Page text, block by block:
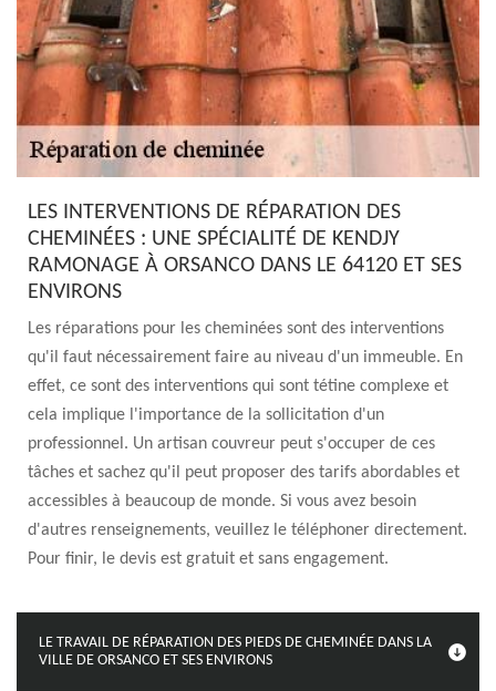
LES INTERVENTIONS DE RÉPARATION DES
CHEMINÉES : UNE SPÉCIALITÉ DE KENDJY
RAMONAGE À ORSANCO DANS LE 64120 ET SES
ENVIRONS
Les réparations pour les cheminées sont des interventions
qu'il faut nécessairement faire au niveau d'un immeuble. En
effet, ce sont des interventions qui sont tétine complexe et
cela implique l'importance de la sollicitation d'un
professionnel. Un artisan couvreur peut s'occuper de ces
tâches et sachez qu'il peut proposer des tarifs abordables et
accessibles à beaucoup de monde. Si vous avez besoin
d'autres renseignements, veuillez le téléphoner directement.
Pour finir, le devis est gratuit et sans engagement.
LE TRAVAIL DE RÉPARATION DES PIEDS DE CHEMINÉE DANS LA
VILLE DE ORSANCO ET SES ENVIRONS